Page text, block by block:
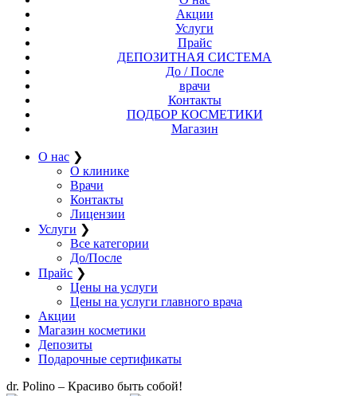
Акции
Услуги
Прайс
ДЕПОЗИТНАЯ СИСТЕМА
До / После
врачи
Контакты
ПОДБОР КОСМЕТИКИ
Магазин
О нас ❯
О клинике
Врачи
Контакты
Лицензии
Услуги ❯
Все категории
До/После
Прайс ❯
Цены на услуги
Цены на услуги главного врача
Акции
Магазин косметики
Депозиты
Подарочные сертификаты
dr. Polino – Красиво быть собой!